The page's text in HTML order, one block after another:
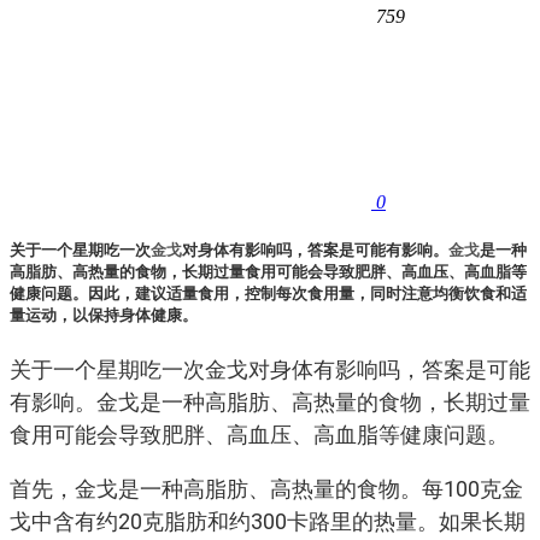
759
0
关于一个星期吃一次金戈对身体有影响吗，答案是可能有影响。 金戈是一种
高脂肪、高热量的食物，长期过量食用可能会导致肥胖、高血压、高血脂等
健康问题。因此，建议适量食用，控制每次食用量，同时注意均衡饮食和适
量运动，以保持身体健康。
关于一个星期吃一次金戈对身体有影响吗，答案是可能
有影响。金戈是一种高脂肪、高热量的食物，长期过量
食用可能会导致肥胖、高血压、高血脂等健康问题。
首先，金戈是一种高脂肪、高热量的食物。每100克金
戈中含有约20克脂肪和约300卡路里的热量。如果长期